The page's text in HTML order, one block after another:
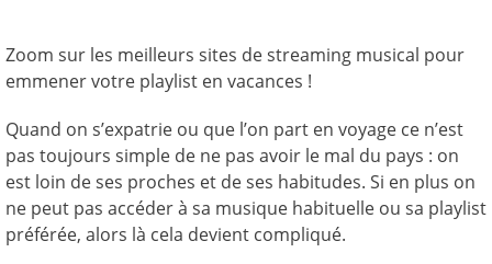
Zoom sur les meilleurs sites de streaming musical pour
emmener votre playlist en vacances !
Quand on s’expatrie ou que l’on part en voyage ce n’est
pas toujours simple de ne pas avoir le mal du pays : on
est loin de ses proches et de ses habitudes. Si en plus on
ne peut pas accéder à sa musique habituelle ou sa playlist
préférée, alors là cela devient compliqué.